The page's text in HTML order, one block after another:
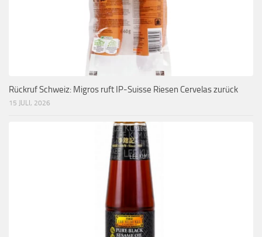
Rückruf Schweiz: Migros ruft IP-Suisse Riesen Cervelas zurück
15 JULI, 2026